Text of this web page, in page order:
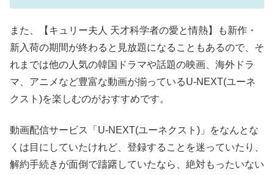
また、【キュリー夫人 天才科学者の愛と情熱】も新作・
新入荷の期間が終わると見放題になることもあるので、そ
れまでは他の人気の韓国ドラマや話題の映画、海外ドラ
マ、アニメなど豊富な動画が揃っているU-NEXT(ユーネ
クスト)を楽しむのがおすすめです。
動画配信サービス「U-NEXT(ユーネクスト)」をなんとな
くは目にしていたけれど、登録することを迷っていたり、
解約手続きが面倒で躊躇していたなら、絶対もったいない